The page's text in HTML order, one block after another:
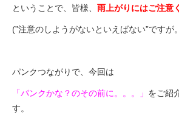
店舗ブログ
特集
ということで、皆様、 雨上がりにはご注意
(”注意のしようがないといえばない”ですが
パンクつながりで、今回は
「パンクかな？のその前に。。。」 をご紹
す。